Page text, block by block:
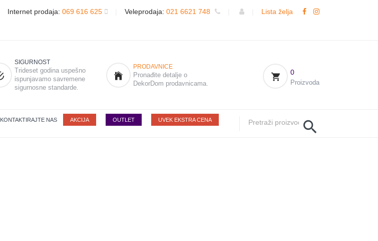
Internet prodaja: 069 616 625 Veleprodaja: 021 6621 748 Lista želja
SIGURNOST
Trideset godina uspešno
ispunjavamo savremene
sigurnosne standarde.
PRODAVNICE
Pronađite detalje o
DekorDom prodavnicama.
0
Proizvoda
KONTAKTIRAJTE NAS AKCIJA OUTLET UVEK EKSTRA CENA